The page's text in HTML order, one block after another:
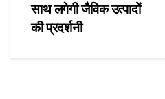
o
o
o
n
साथ लगेगी जैविक उत्पादों
की प्रदर्शनी